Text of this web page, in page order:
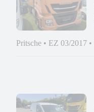
Pritsche • EZ 03/2017 •